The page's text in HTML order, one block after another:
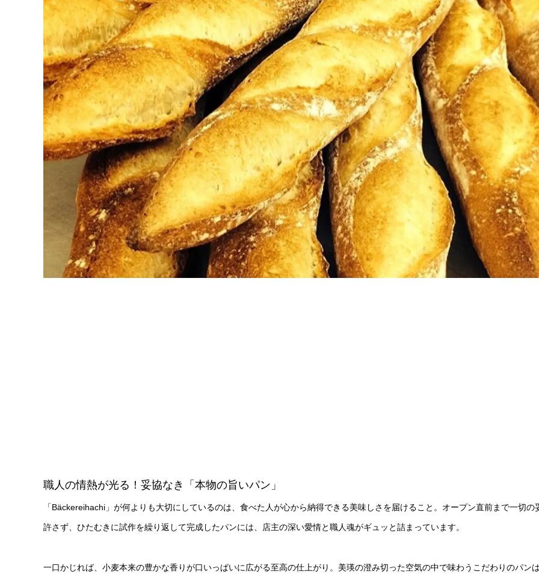
職人の情熱が光る！妥協なき「本物の旨いパン」
「Bäckereihachi」が何よりも大切にしているのは、食べた人が心から納得できる美味しさを届けること。オープン直前まで一切の
許さず、ひたむきに試作を繰り返して完成したパンには、店主の深い愛情と職人魂がギュッと詰まっています。
一口かじれば、小麦本来の豊かな香りが口いっぱいに広がる至高の仕上がり。美瑛の澄み切った空気の中で味わうこだわりのパン